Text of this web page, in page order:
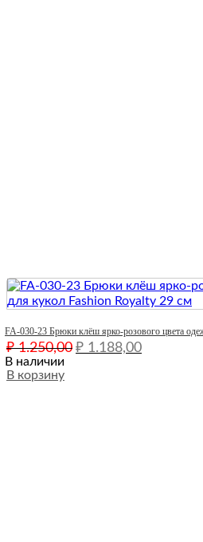
FA-030-23 Брюки клёш ярко-розового цвета
₽1.250,00 Первоначальная
₽ 1.188,00Текущая
В наличии
В корзину